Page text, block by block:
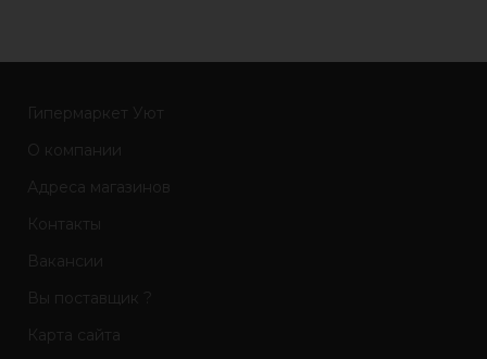
Гипермаркет Уют
О компании
Адреса магазинов
Контакты
Вакансии
Вы поставщик ?
Карта сайта